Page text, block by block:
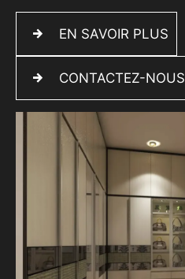
EN SAVOIR PLUS
CONTACTEZ-NOUS